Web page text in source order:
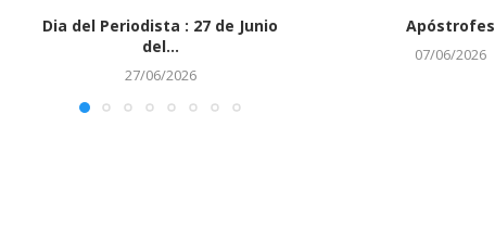
Dia del Periodista : 27 de Junio
del...
27/06/2026
Apóstrofes
07/06/2026